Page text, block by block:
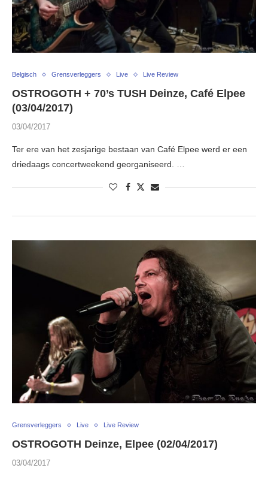
Belgisch Grensverleggers Live Live Review
OSTROGOTH + 70’s TUSH Deinze, Café Elpee
(03/04/2017)
03/04/2017
Ter ere van het zesjarige bestaan van Café Elpee werd er een
driedaags concertweekend georganiseerd. …
Grensverleggers Live Live Review
OSTROGOTH Deinze, Elpee (02/04/2017)
03/04/2017